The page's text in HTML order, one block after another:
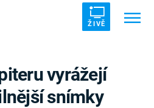
ŽIVĚ
vyrážejí
snímky